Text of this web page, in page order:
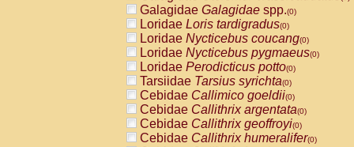
CercopithecidaeMandrillus
CercopithecidaeMandrillus sphinx
CercopithecidaeTheropithecus
CercopithecidaeMacaca arctoides
CercopithecidaeMacaca assamensis
Cercopithecidae Macaca
CercopithecidaeMacaca cyclopis
CercopithecidaeMacaca fascicularis
CercopithecidaeMacaca fuscaca
CercopithecidaeMacaca fuscata
Galagidae Galagidae spp.(0)
Loridae Loris tardigradus(0)
Loridae Nycticebus coucang(0)
Loridae Nycticebus pygmaeus(0)
Loridae Perodicticus potto(0)
Tarsiidae Tarsius syrichta(0)
Cebidae Callimico goeldii(0)
Cebidae Callithrix argentata(0)
Cebidae Callithrix geoffroyi(0)
Cebidae Callithrix humeralifer(0)